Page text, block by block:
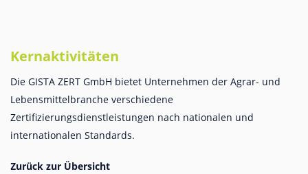
Kernaktivitäten
Die GISTA ZERT GmbH bietet Unternehmen der Agrar- und
Lebensmittelbranche verschiedene
Zertifizierungsdienstleistungen nach nationalen und
internationalen Standards.